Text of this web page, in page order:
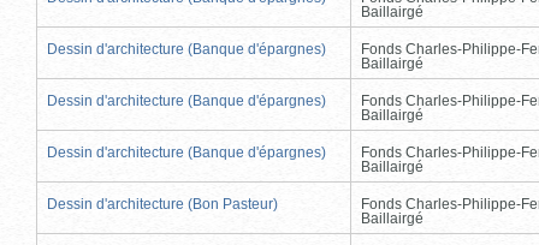
Baillairgé
Dessin d'architecture (Banque d'épargnes)
Fonds Charles-Philippe-
Baillairgé
Dessin d'architecture (Banque d'épargnes)
Fonds Charles-Philippe-
Baillairgé
Dessin d'architecture (Banque d'épargnes)
Fonds Charles-Philippe-
Baillairgé
Dessin d'architecture (Bon Pasteur)
Fonds Charles-Philippe-
Baillairgé